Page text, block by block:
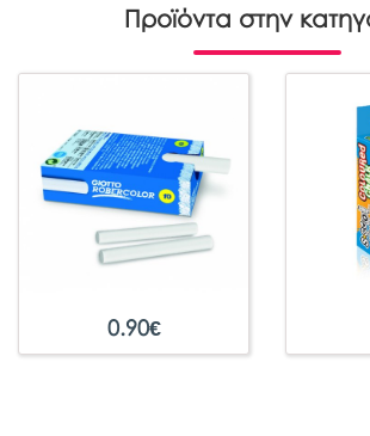
Προϊόντα στην
0.90€